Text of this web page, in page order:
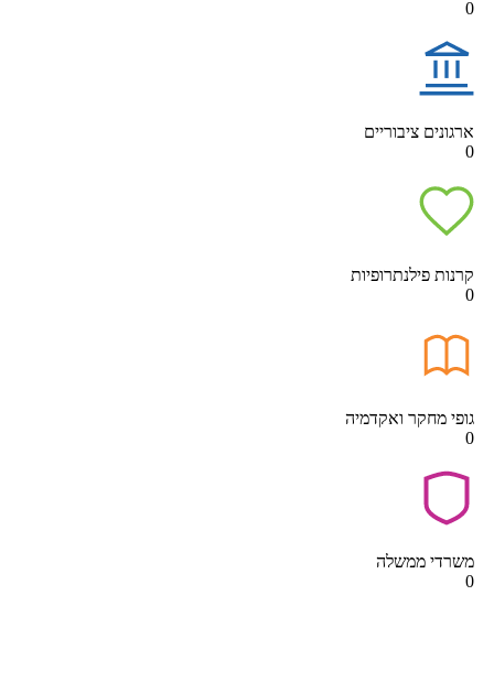
ארגונים ציבוריים
קרנות פילנתרופיות
גופי מחקר ואקדמיה
משרדי ממשלה